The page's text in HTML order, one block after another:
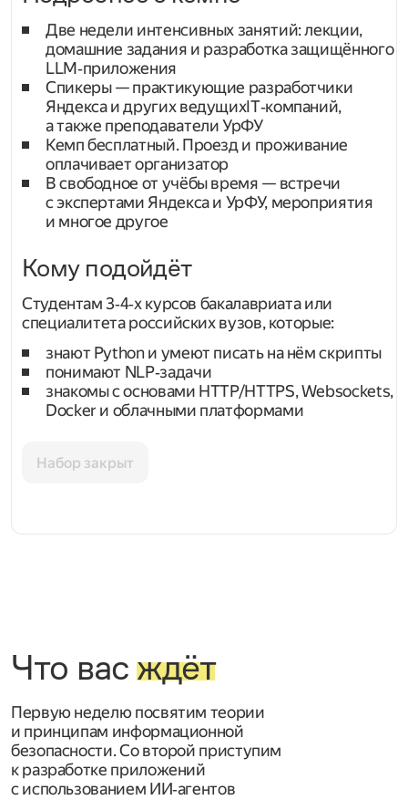
Две недели интенсивных занятий: лекции,
домашние задания и разработка защищённого
LLM‑приложения
Спикеры — практикующие разработчики
Яндекса и других ведущихIT‑компаний,
а также преподаватели УрФУ
Кемп бесплатный. Проезд и проживание
оплачивает организатор
В свободное от учёбы время — встречи
с экспертами Яндекса и УрФУ, мероприятия
и многое другое
Кому подойдёт
Студентам 3‑4‑х курсов бакалавриата или
специалитета российских вузов, которые:
знают Python и умеют писать на нём скрипты
понимают NLP‑задачи
знакомы с основами HTTP/HTTPS, Websockets,
Docker и облачными платформами
Набор закрыт
Что вас ждёт
Первую неделю посвятим теории
и принципам информационной
безопасности. Со второй приступим
к разработке приложений
с использованием ИИ‑агентов